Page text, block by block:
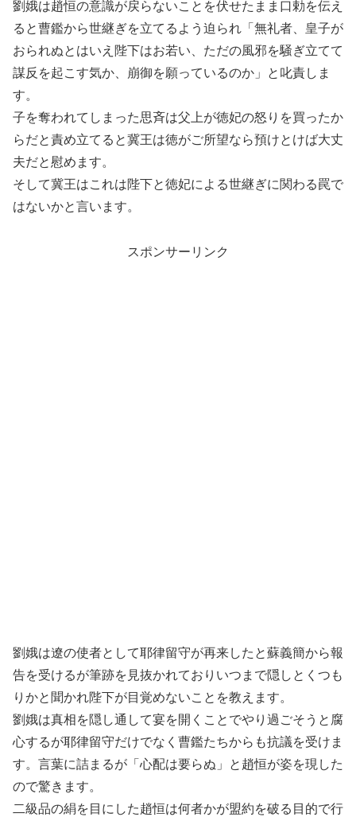
劉娥は趙恒の意識が戻らないことを伏せたまま口勅を伝え
ると曹鑑から世継ぎを立てるよう迫られ「無礼者、皇子が
おられぬとはいえ陛下はお若い、ただの風邪を騒ぎ立てて
謀反を起こす気か、崩御を願っているのか」と叱責しま
す。
子を奪われてしまった思斉は父上が徳妃の怒りを買ったか
らだと責め立てると冀王は徳がご所望なら預けとけば大丈
夫だと慰めます。
そして冀王はこれは陛下と徳妃による世継ぎに関わる罠で
はないかと言います。
スポンサーリンク
劉娥は遼の使者として耶律留守が再来したと蘇義簡から報
告を受けるが筆跡を見抜かれておりいつまで隠しとくつも
りかと聞かれ陛下が目覚めないことを教えます。
劉娥は真相を隠し通して宴を開くことでやり過ごそうと腐
心するが耶律留守だけでなく曹鑑たちからも抗議を受けま
す。言葉に詰まるが「心配は要らぬ」と趙恒が姿を現した
ので驚きます。
二級品の絹を目にした趙恒は何者かが盟約を破る目的で行